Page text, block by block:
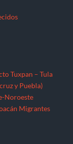
Tuxpan – Tula
y Puebla)
Noroeste
Migrantes